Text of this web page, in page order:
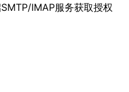
IMAP服务获取授权